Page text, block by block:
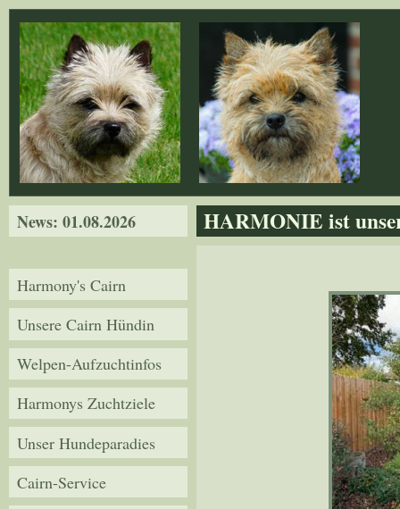
Direkt zum Inhalt
News: 01.08.2026
Harmony's Cairn
Unsere Cairn Hündin
Welpen-Aufzuchtinfos
Harmonys Zuchtziele
Unser Hundeparadies
Cairn-Service
HARMONIE ist